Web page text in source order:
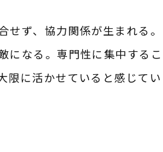
せず、協力関係が生まれる。
になる。専門性に集中するこ
限に活かせていると感じてい